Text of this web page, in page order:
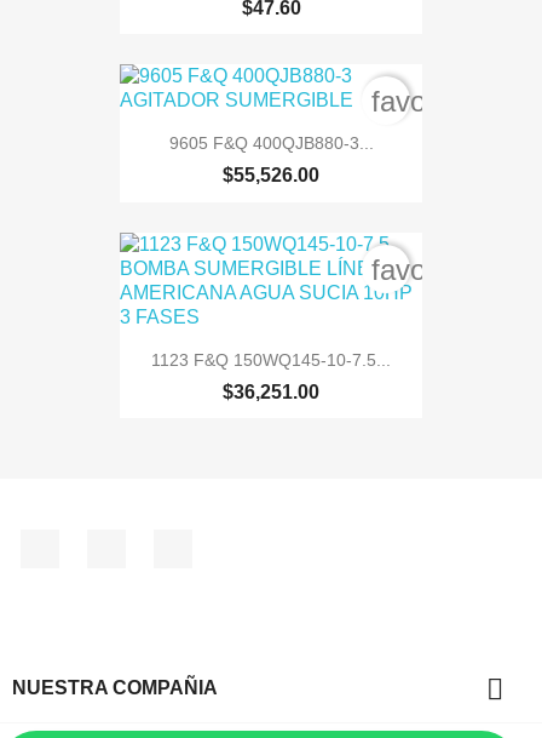
$47.60
9605 F&Q 400QJB880-3...
$55,526.00
1123 F&Q 150WQ145-10-7.5...
$36,251.00
NUESTRA COMPAÑIA
